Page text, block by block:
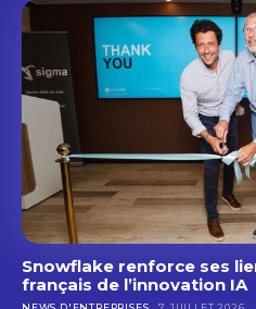
Snowflake renforce ses
français de l’innovation IA